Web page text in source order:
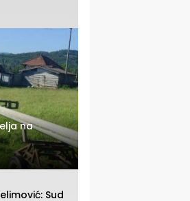
na
Sud